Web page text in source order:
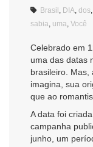
Brasil DIA dos
sabia uma Você
Celebrado em
uma das datas
brasileiro. Mas,
imagina, sua
que ao
A data foi
campanha
junho, um